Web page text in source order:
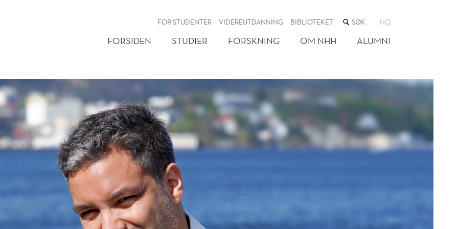
FOR STUDENTER VIDEREUTDANNING BIBLIOTEKET SØK
NETTSTEDET
NO
FORSIDEN STUDIER FORSKNING OM NHH ALUMNI